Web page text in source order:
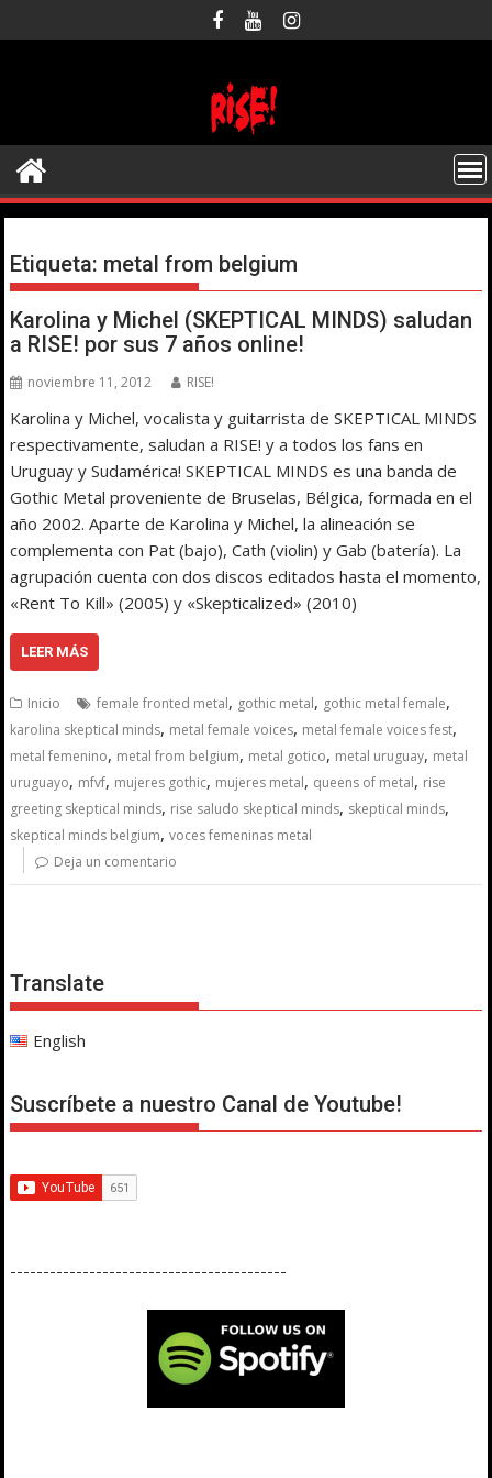
al
Etiqueta: metal from belgium
Karolina y Michel (SKEPTICAL MINDS) saludan
a RISE! por sus 7 años online!
noviembre 11, 2012 RISE!
Karolina y Michel, vocalista y guitarrista de SKEPTICAL MINDS
respectivamente, saludan a RISE! y a todos los fans en
Uruguay y Sudamérica! SKEPTICAL MINDS es una banda de
Gothic Metal proveniente de Bruselas, Bélgica, formada en el
año 2002. Aparte de Karolina y Michel, la alineación se
complementa con Pat (bajo), Cath (violin) y Gab (batería). La
agrupación cuenta con dos discos editados hasta el momento,
«Rent To Kill» (2005) y «Skepticalized» (2010)
LEER MÁS
Inicio female fronted metal, gothic metal, gothic metal female,
karolina skeptical minds, metal female voices, metal female voices fest,
metal femenino, metal from belgium, metal gotico, metal uruguay, metal
uruguayo, mfvf, mujeres gothic, mujeres metal, queens of metal, rise
greeting skeptical minds, rise saludo skeptical minds, skeptical minds,
skeptical minds belgium,voces femeninas metal
Deja un comentario
Translate
English
Suscríbete a nuestro Canal de Youtube!
------------------------------------------